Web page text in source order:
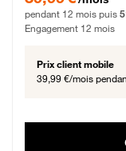
pendant 12 mois puis
Engagement 12 mois
Prix client mobile
39,99 €/mois